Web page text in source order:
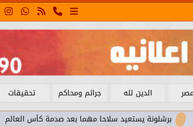
الدين لله جرائم ومحاكم
تحقيقات
يستعيد سلاحا مهما بعد صدمة كأس العالم